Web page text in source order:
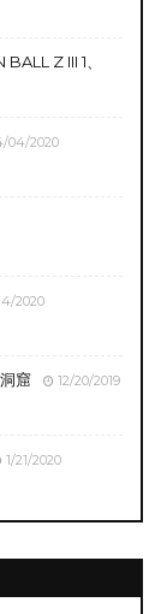
Z III 1、
04/2020
2020
窟 12/20/2019
1/21/2020